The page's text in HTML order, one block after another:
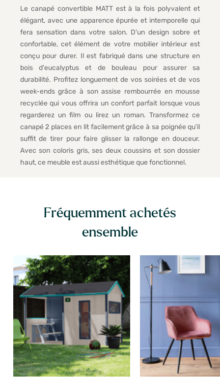
Le canapé convertible MATT est à la fois polyvalent et
élégant, avec une apparence épurée et intemporelle qui
fera sensation dans votre salon. D'un design sobre et
confortable, cet élément de votre mobilier intérieur est
conçu pour durer. Il est fabriqué dans une structure en
bois d'eucalyptus et de bouleau pour assurer sa
durabilité. Profitez longuement de vos soirées et de vos
week-ends grâce à son assise rembourrée en mousse
recyclée qui vous offrira un confort parfait lorsque vous
regarderez un film ou lirez un roman. Transformez ce
canapé 2 places en lit facilement grâce à sa poignée qu'il
suffit de tirer pour faire glisser la rallonge en douceur.
Avec son coloris gris, ses deux coussins et son dossier
haut, ce meuble est aussi esthétique que fonctionnel.
Fréquemment achetés
ensemble